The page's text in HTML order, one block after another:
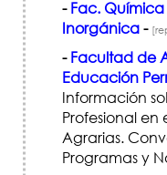
- Fac.
Inorgánica-
- Facultad de
Educación
Información
Profesional en
Agrarias.
Programas y